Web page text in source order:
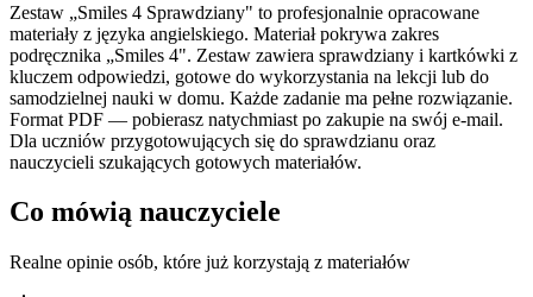
Zestaw „Smiles 4 Sprawdziany" to profesjonalnie opracowane
materiały z języka angielskiego. Materiał pokrywa zakres
podręcznika „Smiles 4". Zestaw zawiera sprawdziany i kartkówki z
kluczem odpowiedzi, gotowe do wykorzystania na lekcji lub do
samodzielnej nauki w domu. Każde zadanie ma pełne rozwiązanie.
Format PDF — pobierasz natychmiast po zakupie na swój e-mail.
Dla uczniów przygotowujących się do sprawdzianu oraz
nauczycieli szukających gotowych materiałów.
Co mówią nauczyciele
Realne opinie osób, które już korzystają z materiałów